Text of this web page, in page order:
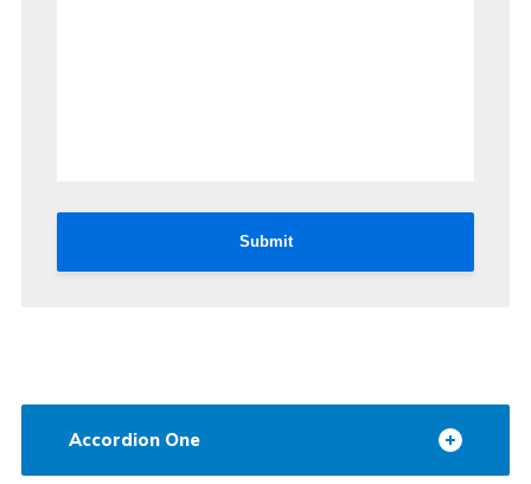
Submit
Accordion One